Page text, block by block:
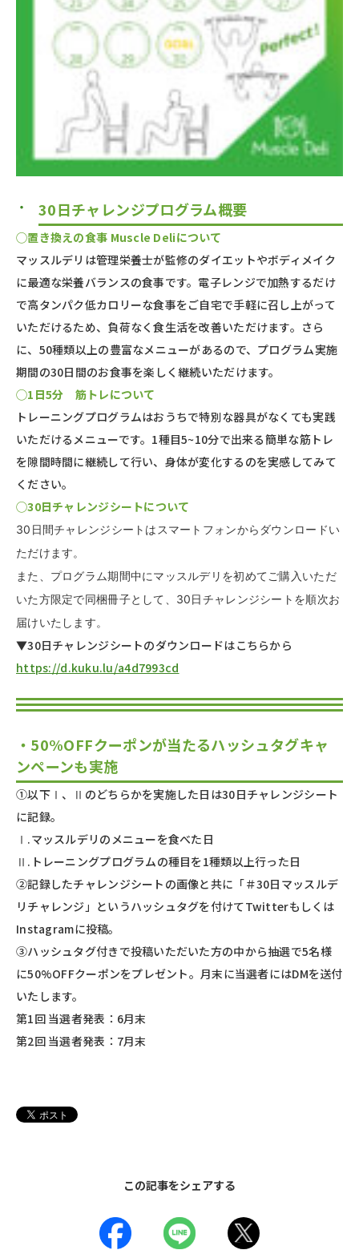
30日チャレンジプログラム概要
◯置き換えの食事 Muscle Deliについて
マッスルデリは管理栄養士が監修のダイエットやボディメイク
に最適な栄養バランスの食事です。電子レンジで加熱するだけ
で高タンパク低カロリーな食事をご自宅で手軽に召し上がって
いただけるため、負荷なく食生活を改善いただけます。さら
に、50種類以上の豊富なメニューがあるので、プログラム実施
期間の30日間のお食事を楽しく継続いただけます。
◯1日5分 筋トレについて
トレーニングプログラムはおうちで特別な器具がなくても実践
いただけるメニューです。1種目5~10分で出来る簡単な筋トレ
を隙間時間に継続して行い、身体が変化するのを実感してみて
ください。
◯30日チャレンジシートについて
30日間チャレンジシートはスマートフォンからダウンロードい
ただけます。
また、プログラム期間中にマッスルデリを初めてご購入いただ
いた方限定で同梱冊子として、30日チャレンジシートを順次お
届けいたします。
▼30日チャレンジシートのダウンロードはこちらから
https://d.kuku.lu/a4d7993cd
・ 50%OFFクーポンが当たるハッシュタグキャ
ンペーンも実施
①以下Ⅰ、Ⅱのどちらかを実施した日は30日チャレンジシート
に記録。
Ⅰ.マッスルデリのメニューを食べた日
Ⅱ.トレーニングプログラムの種目を1種類以上行った日
②記録したチャレンジシートの画像と共に「＃30日マッスルデ
リチャレンジ」というハッシュタグを付けてTwitterもしくは
Instagramに投稿。
③ハッシュタグ付きで投稿いただいた方の中から抽選で5名様
に50%OFFクーポンをプレゼント。月末に当選者にはDMを送付
いたします。
第1回 当選者発表：6月末
第2回 当選者発表：7月末
この記事をシェアする